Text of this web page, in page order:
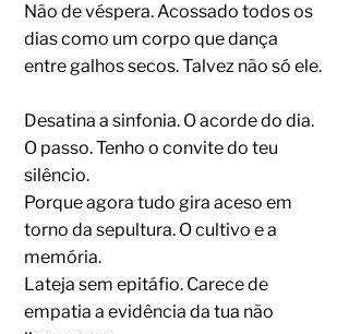
Não de véspera. Acossado todos os
dias como um corpo que dança
entre galhos secos. Talvez não só ele.
Desatina a sinfonia. O acorde do dia.
O passo. Tenho o convite do teu
silêncio.
Porque agora tudo gira aceso em
torno da sepultura. O cultivo e a
memória.
Lateja sem epitáfio. Carece de
empatia a evidência da tua não